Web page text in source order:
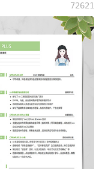
72621